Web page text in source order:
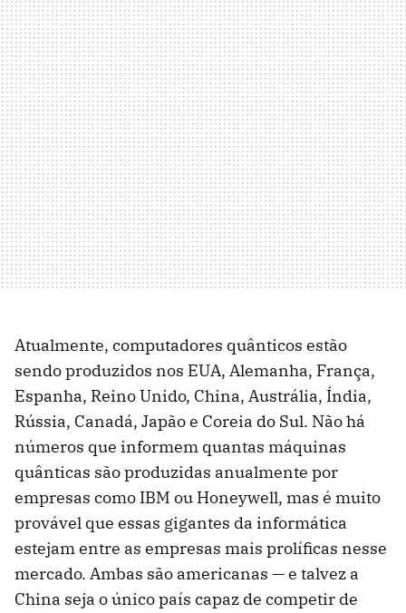
Atualmente, computadores quânticos estão
sendo produzidos nos EUA, Alemanha, França,
Espanha, Reino Unido, China, Austrália, Índia,
Rússia, Canadá, Japão e Coreia do Sul. Não há
números que informem quantas máquinas
quânticas são produzidas anualmente por
empresas como IBM ou Honeywell, mas é muito
provável que essas gigantes da informática
estejam entre as empresas mais prolíficas nesse
mercado. Ambas são americanas — e talvez a
China seja o único país capaz de competir de